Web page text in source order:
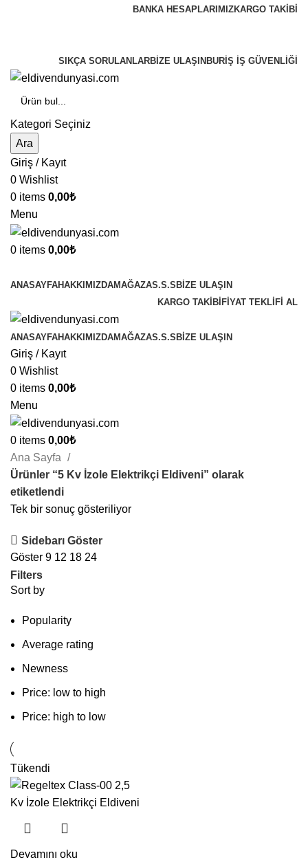
BANKA HESAPLARIMIZKARGO TAKIBI
SIKÇA SORULANLARBIZE ULAŞIN BURIŞ İŞ GÜVENLIĞI
Kategori Seçiniz
Ara
Giriş / Kayıt
0 Wishlist
0 items 0,00₺
Menu
0 items 0,00₺
ANASAYFAHAKKIMIZDAMAĞAZAS.S.SBIZE ULAŞIN
KARGO TAKİBİFİYAT TEKLİFİ AL
ANASAYFAHAKKIMIZDAMAĞAZAS.S.S BIZE ULAŞIN
Giriş / Kayıt
0 Wishlist
0 items 0,00₺
Menu
0 items 0,00₺
Ana Sayfa
Ürünler “5 Kv İzole Elektrikçi Eldiveni” olarak
etiketlendi
Tek bir sonuç gösteriliyor
Sidebarı Göster
Göster 9 12 18 24
Filters
Sort by
Popularity
Average rating
Newness
Price: low to high
Price: high to low
Tükendi
Devamını oku